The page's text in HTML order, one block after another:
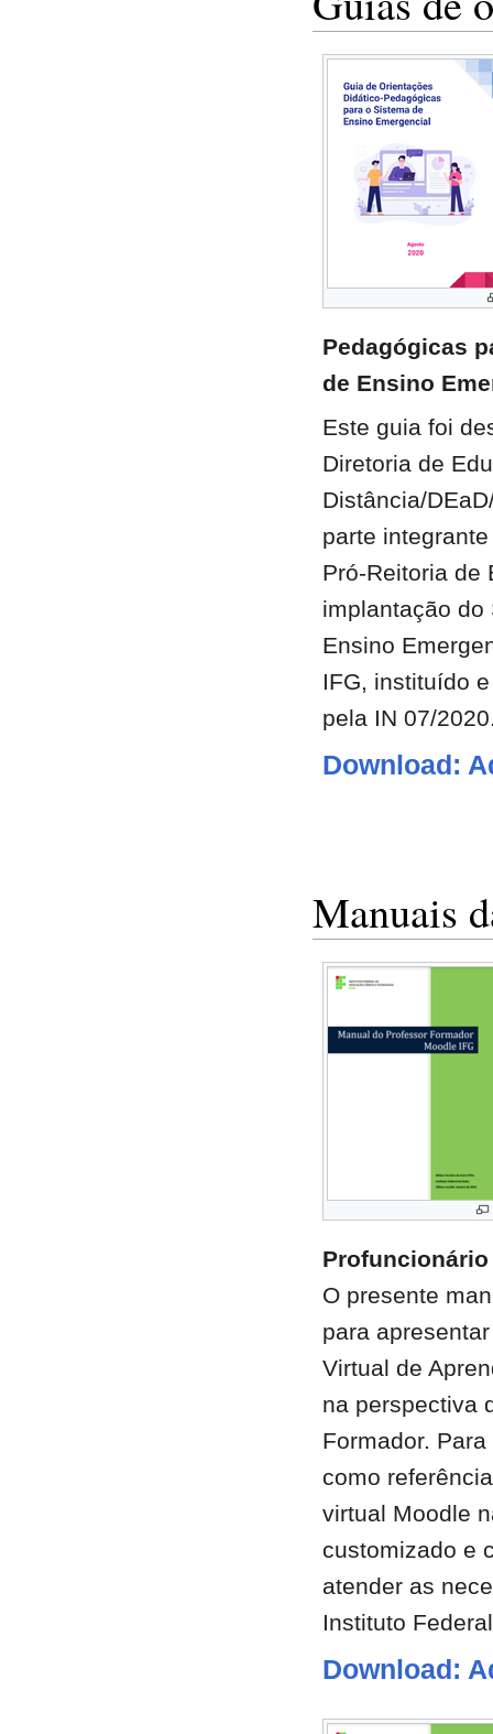
Pedagógicas
de Ensino
Este guia foi
Diretoria de
Distância/
parte
Pró-Reitoria de
implantação do
Ensino
IFG, instituído
pela IN 07/
Download:
Manuais
Profuncionário
O presente
para
Virtual de
na perspectiva
Formador.
como
virtual Moodle
customizado e
atender as
Instituto
Download: